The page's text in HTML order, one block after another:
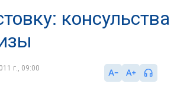
консульства
г., 09:00